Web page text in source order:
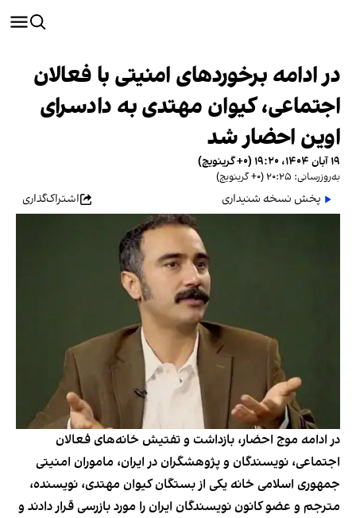
در ادامه برخوردهای امنیتی با فعالان
اجتماعی، کیوان مهتدی به دادسرای
اوین احضار شد
۱۹ آبان ۱۴۰۴، ۱۹:۲۰ (‎+۰ گرینویچ)
به‌روزرسانی: ۲۰:۲۵ (‎+۰ گرینویچ)
پخش نسخه شنیداری اشتراک‌گذاری
در ادامه موج احضار، بازداشت و تفتیش خانه‌های فعالان
اجتماعی، نویسندگان و پژوهشگران در ایران، ماموران امنیتی
جمهوری اسلامی خانه یکی از بستگان کیوان مهتدی، نویسنده،
مترجم و عضو کانون نویسندگان ایران را مورد بازرسی قرار دادند و